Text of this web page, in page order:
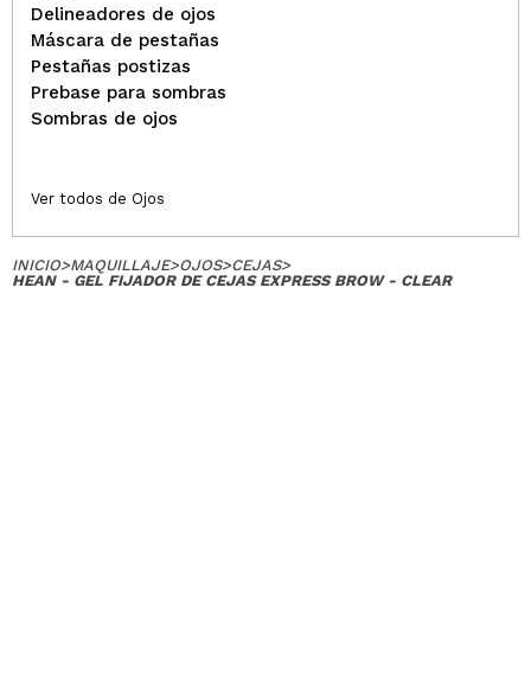
Delineadores de ojos
Máscara de pestañas
Pestañas postizas
Prebase para sombras
Sombras de ojos
Ver todos de Ojos
INICIO>MAQUILLAJE>OJOS>CEJAS>
HEAN - GEL FIJADOR DE CEJAS EXPRESS BROW - CLEAR